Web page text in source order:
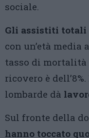
sociale.
Gli assistiti totali
con un’età media
tasso di
ricovero è
lombarde dà
Sul fronte della
hanno toccato